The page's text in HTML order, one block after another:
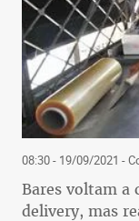
08:30 - 19/09/2021 -
Bares voltam a
delivery, mas